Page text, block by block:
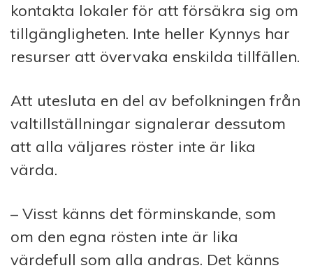
kontakta lokaler för att försäkra sig om
tillgängligheten. Inte heller Kynnys har
resurser att övervaka enskilda tillfällen.
Att utesluta en del av befolkningen från
valtillställningar signalerar dessutom
att alla väljares röster inte är lika
värda.
– Visst känns det förminskande, som
om den egna rösten inte är lika
värdefull som alla andras. Det känns